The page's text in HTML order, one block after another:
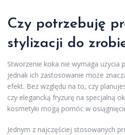
Czy potrzebuję
stylizacji do
Stworzenie koka nie wymaga użycia
jednak ich zastosowanie może
efekt. Bez względu na to, czy
czy elegancką fryzurę na specjalną
kosmetyki mogą pomóc w
Jednym z najczęściej stosowanych